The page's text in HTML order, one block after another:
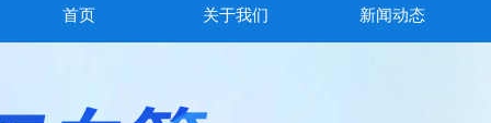
首页 关于我们 新闻动态